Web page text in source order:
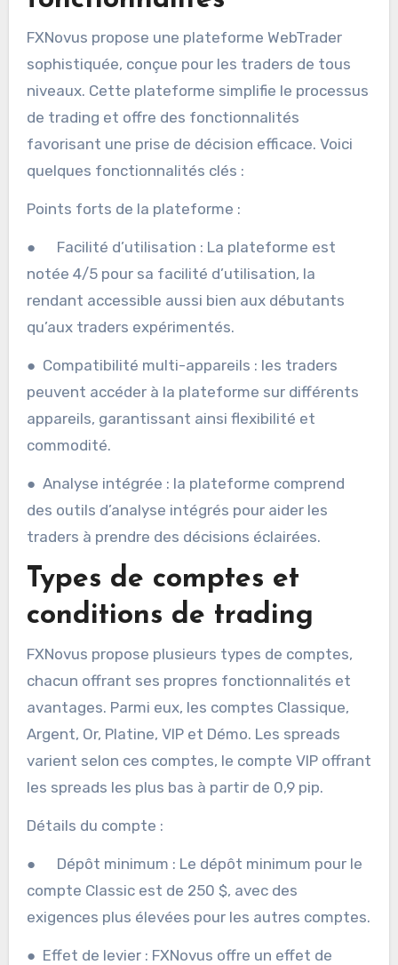
FXNovus propose une plateforme WebTrader
sophistiquée, conçue pour les traders de tous
niveaux. Cette plateforme simplifie le processus
de trading et offre des fonctionnalités
favorisant une prise de décision efficace. Voici
quelques fonctionnalités clés :
Points forts de la plateforme :
● Facilité d’utilisation : La plateforme est
notée 4/5 pour sa facilité d’utilisation, la
rendant accessible aussi bien aux débutants
qu’aux traders expérimentés.
● Compatibilité multi-appareils : les traders
peuvent accéder à la plateforme sur différents
appareils, garantissant ainsi flexibilité et
commodité.
● Analyse intégrée : la plateforme comprend
des outils d’analyse intégrés pour aider les
traders à prendre des décisions éclairées.
Types de comptes et
conditions de trading
FXNovus propose plusieurs types de comptes,
chacun offrant ses propres fonctionnalités et
avantages. Parmi eux, les comptes Classique,
Argent, Or, Platine, VIP et Démo. Les spreads
varient selon ces comptes, le compte VIP offrant
les spreads les plus bas à partir de 0,9 pip.
Détails du compte :
● Dépôt minimum : Le dépôt minimum pour le
compte Classic est de 250 $, avec des
exigences plus élevées pour les autres comptes.
● Effet de levier : FXNovus offre un effet de